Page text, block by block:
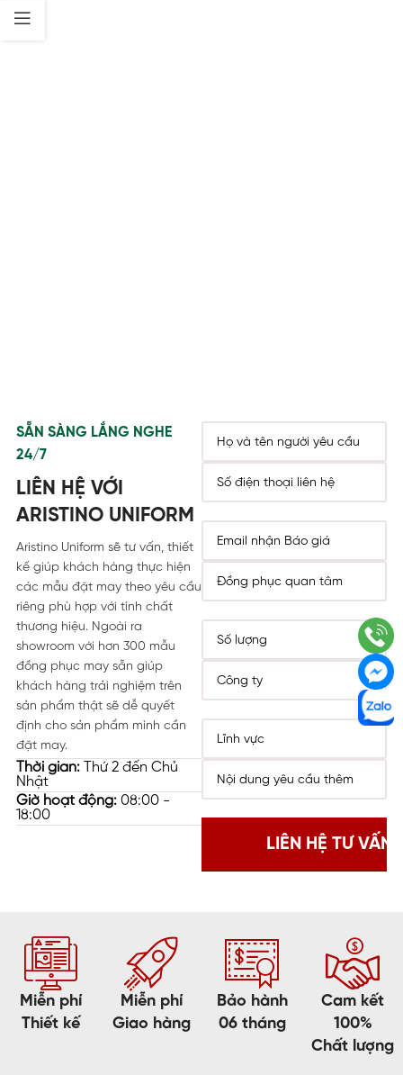
SẴN SÀNG LẮNG NGHE
24/7
LIÊN HỆ VỚI
ARISTINO UNIFORM
Aristino Uniform sẽ tư vấn, thiết
kế giúp khách hàng thực hiện
các mẫu đặt may theo yêu cầu
riêng phù hợp với tính chất
thương hiệu. Ngoài ra
showroom với hơn 300 mẫu
đồng phục may sẵn giúp
khách hàng trải nghiệm trên
sản phẩm thật sẽ dễ quyết
định cho sản phẩm mình cần
đặt may.
Thời gian:Thứ 2 đến Chủ
Nhật
Giờ hoạt động:08:00 -
18:00
Miễn phí
Thiết kế
Miễn phí
Giao hàng
Bảo hành
06 tháng
Cam kết
100%
Chất lượng